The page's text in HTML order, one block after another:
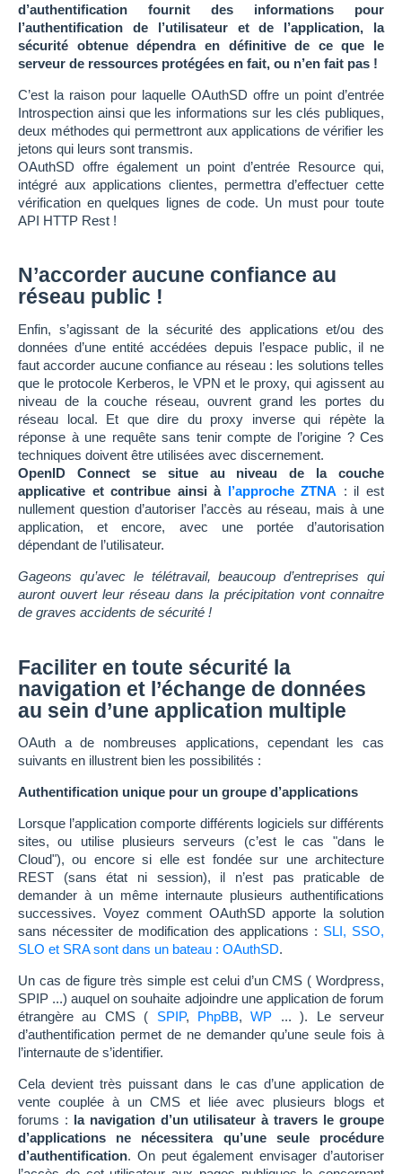
d’authentification fournit des informations pour
l’authentification de l’utilisateur et de l’application, la
sécurité obtenue dépendra en définitive de ce que le
serveur de ressources protégées en fait, ou n’en fait pas !
C’est la raison pour laquelle OAuthSD offre un point d’entrée
Introspection ainsi que les informations sur les clés publiques,
deux méthodes qui permettront aux applications de vérifier les
jetons qui leurs sont transmis.
OAuthSD offre également un point d’entrée Resource qui,
intégré aux applications clientes, permettra d’effectuer cette
vérification en quelques lignes de code. Un must pour toute
API HTTP Rest !
N’accorder aucune confiance au
réseau public !
Enfin, s’agissant de la sécurité des applications et/ou des
données d’une entité accédées depuis l’espace public, il ne
faut accorder aucune confiance au réseau : les solutions telles
que le protocole Kerberos, le VPN et le proxy, qui agissent au
niveau de la couche réseau, ouvrent grand les portes du
réseau local. Et que dire du proxy inverse qui répète la
réponse à une requête sans tenir compte de l’origine ? Ces
techniques doivent être utilisées avec discernement.
OpenID Connect se situe au niveau de la couche
applicative et contribue ainsi à l’approche ZTNA : il est
nullement question d’autoriser l’accès au réseau, mais à une
application, et encore, avec une portée d’autorisation
dépendant de l’utilisateur.
Gageons qu’avec le télétravail, beaucoup d’entreprises qui
auront ouvert leur réseau dans la précipitation vont connaitre
de graves accidents de sécurité !
Faciliter en toute sécurité la
navigation et l’échange de données
au sein d’une application multiple
OAuth a de nombreuses applications, cependant les cas
suivants en illustrent bien les possibilités :
Authentification unique pour un groupe d’applications
Lorsque l’application comporte différents logiciels sur différents
sites, ou utilise plusieurs serveurs (c’est le cas "dans le
Cloud"), ou encore si elle est fondée sur une architecture
REST (sans état ni session), il n’est pas praticable de
demander à un même internaute plusieurs authentifications
successives. Voyez comment OAuthSD apporte la solution
sans nécessiter de modification des applications : SLI, SSO,
SLO et SRA sont dans un bateau : OAuthSD.
Un cas de figure très simple est celui d’un CMS ( Wordpress,
SPIP ...) auquel on souhaite adjoindre une application de forum
étrangère au CMS ( SPIP, PhpBB,WP ... ). Le serveur
d’authentification permet de ne demander qu’une seule fois à
l’internaute de s’identifier.
Cela devient très puissant dans le cas d’une application de
vente couplée à un CMS et liée avec plusieurs blogs et
forums : la navigation d’un utilisateur à travers le groupe
d’applications ne nécessitera qu’une seule procédure
d’authentification. On peut également envisager d’autoriser